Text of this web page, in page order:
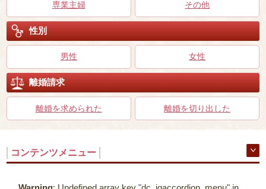
専業主婦 その他
性別
男性 女性
離婚請求
離婚を求められた 離婚を切り出した
コンテンツメニュー